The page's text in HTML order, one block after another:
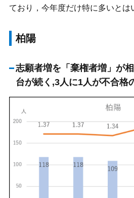
ており，今年度だけ特に多いとは
柏陽
志願者増を「棄権者増」が
台が続く,3人に1人が不合格